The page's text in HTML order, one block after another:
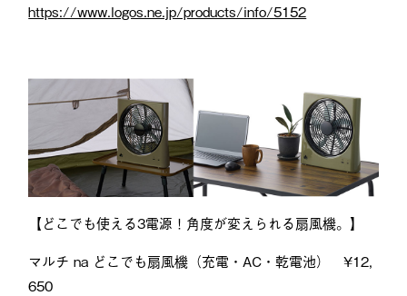
https://www.logos.ne.jp/products/info/5152
【どこでも使える3電源！角度が変えられる扇風機。】
マルチ na どこでも扇風機（充電・AC・乾電池） ¥12,
650